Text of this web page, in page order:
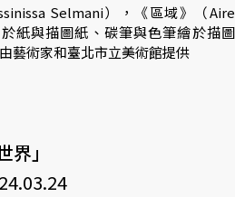
Selmani），《區域》（Aire
紙與描圖紙、碳筆與色筆繪於描圖
藝術家和臺北市立美術館提供
」